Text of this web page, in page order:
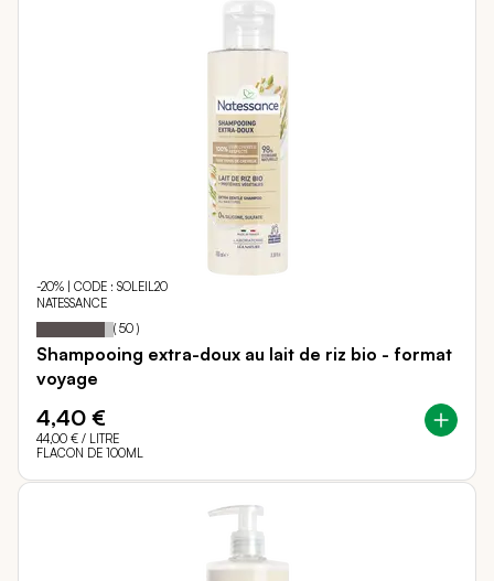
-20% | CODE : SOLEIL20
NATESSANCE
Notation: 89
% of
( 50 )
Shampooing extra-doux au lait de riz bio - format
voyage
4,40 €
44,00 € / LITRE
FLACON DE 100ML